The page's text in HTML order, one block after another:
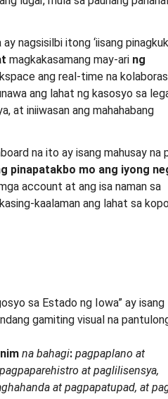
nagsisilbi itong ‘iisang
magkakasamang may-ari ng
ang real-time na
ang lahat ng kasosyo sa
at iniiwasan ang mahahabang
na ito ay isang mahusay na
pinapatakbo mo ang iyong
account at ang isa naman sa
kaalaman ang lahat sa
sa Estado ng Iowa” ay isang
gamiting visual na
na bahagi: pagpaplano at
at paglilisensya,
at pagpapatupad, at